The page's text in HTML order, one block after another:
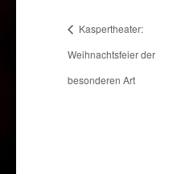
Kaspertheater:
Weihnachtsfeier der
besonderen Art